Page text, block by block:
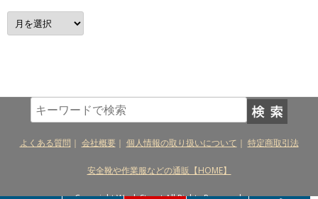
ア
ー
カ
よくある質問 ｜ 会社概要｜ 個人情報の取り扱いについて ｜ 特定商取引法
安全靴や作業服などの通販【HOME】